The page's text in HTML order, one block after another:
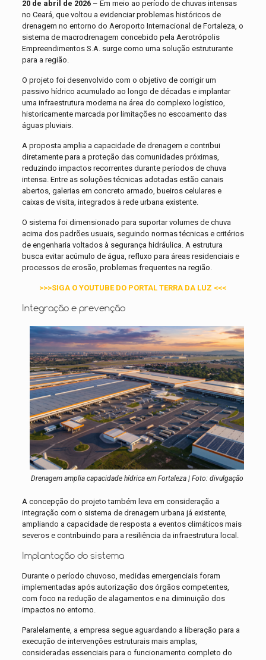
20 de abril de 2026– Em meio ao período de chuvas intensas
no Ceará, que voltou a evidenciar problemas históricos de
drenagem no entorno do Aeroporto Internacional de Fortaleza, o
sistema de macrodrenagem concebido pela Aerotrópolis
Empreendimentos S.A. surge como uma solução estruturante
para a região.
O projeto foi desenvolvido com o objetivo de corrigir um
passivo hídrico acumulado ao longo de décadas e implantar
uma infraestrutura moderna na área do complexo logístico,
historicamente marcada por limitações no escoamento das
águas pluviais.
A proposta amplia a capacidade de drenagem e contribui
diretamente para a proteção das comunidades próximas,
reduzindo impactos recorrentes durante períodos de chuva
intensa. Entre as soluções técnicas adotadas estão canais
abertos, galerias em concreto armado, bueiros celulares e
caixas de visita, integrados à rede urbana existente.
O sistema foi dimensionado para suportar volumes de chuva
acima dos padrões usuais, seguindo normas técnicas e critérios
de engenharia voltados à segurança hidráulica. A estrutura
busca evitar acúmulo de água, refluxo para áreas residenciais e
processos de erosão, problemas frequentes na região.
>>>SIGA O YOUTUBE DO PORTAL TERRA DA LUZ <<<
Integração e prevenção
Drenagem amplia capacidade hídrica em Fortaleza | Foto: divulgação
A concepção do projeto também leva em consideração a
integração com o sistema de drenagem urbana já existente,
ampliando a capacidade de resposta a eventos climáticos mais
severos e contribuindo para a resiliência da infraestrutura local.
Implantação do sistema
Durante o período chuvoso, medidas emergenciais foram
implementadas após autorização dos órgãos competentes,
com foco na redução de alagamentos e na diminuição dos
impactos no entorno.
Paralelamente, a empresa segue aguardando a liberação para a
execução de intervenções estruturais mais amplas,
consideradas essenciais para o funcionamento completo do